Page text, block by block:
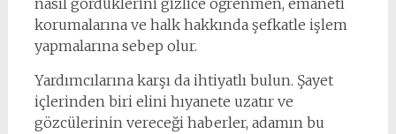
nasıl gördüklerini gizlice öğrenmen, emaneti
korumalarına ve halk hakkında şefkatle işlem
yapmalarına sebep olur.
Yardımcılarına karşı da ihtiyatlı bulun. Şayet
içlerinden biri elini hıyanete uzatır ve
gözcülerinin vereceği haberler, adamın bu